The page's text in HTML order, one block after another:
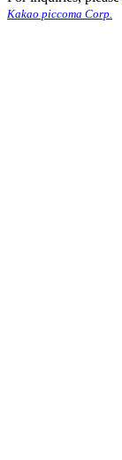
Kakao piccoma Corp.